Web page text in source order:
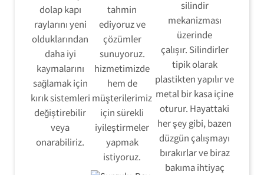
dolap kapı
raylarını yeni
olduklarından
daha iyi
kaymalarını
sağlamak için
kırık sistemleri
değiştirebilir
veya
onarabiliriz.
tahmin
ediyoruz ve
çözümler
sunuyoruz.
hizmetimizde
hem de
müşterilerimiz
için sürekli
iyileştirmeler
yapmak
istiyoruz.
silindir
mekanizması
üzerinde
çalışır. Silindirler
tipik olarak
plastikten yapılır ve
metal bir kasa içine
oturur. Hayattaki
her şey gibi, bazen
düzgün çalışmayı
bırakırlar ve biraz
bakıma ihtiyaç